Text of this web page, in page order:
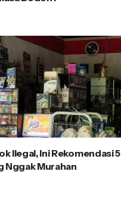
Ilegal, Ini Rekomendasi 5
Nggak Murahan